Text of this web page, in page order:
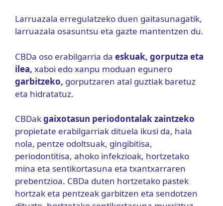
Larruazala erregulatzeko duen gaitasunagatik,
larruazala osasuntsu eta gazte mantentzen du.
CBDa oso erabilgarria da eskuak, gorputza eta
ilea, xaboi edo xanpu moduan egunero
garbitzeko, gorputzaren atal guztiak baretuz
eta hidratatuz.
CBDakgaixotasun periodontalak zaintzeko
propietate erabilgarriak dituela ikusi da, hala
nola, pentze odoltsuak, gingibitisa,
periodontitisa, ahoko infekzioak, hortzetako
mina eta sentikortasuna eta txantxarraren
prebentzioa. CBDa duten hortzetako pastek
hortzak eta pentzeak garbitzen eta sendotzen